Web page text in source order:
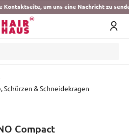
Kontaktseite, um uns eine Nachricht zu
Schürzen & Schneidekragen
Compact